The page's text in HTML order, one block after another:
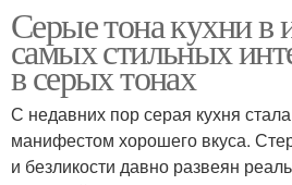
Серые тона кухни в
самых стильных
в серых тонах
С недавних пор серая кухня
манифестом хорошего вкуса.
и безликости давно развеян